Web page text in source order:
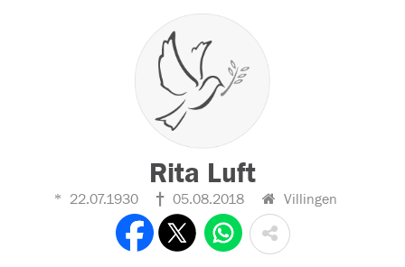
Rita Luft
22.07.1930 05.08.2018 Villingen